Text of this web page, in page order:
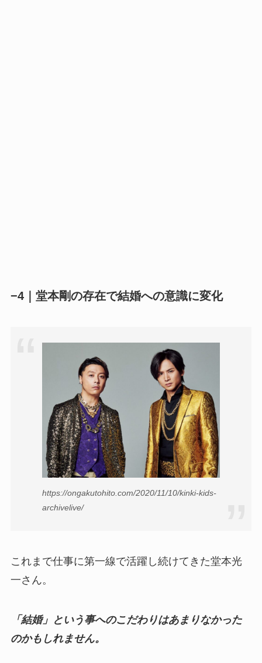
−4｜堂本剛の存在で結婚への意識に変化
https://ongakutohito.com/2020/11/10/kinki-kids-
archivelive/
これまで仕事に第一線で活躍し続けてきた堂本光
一さん。
「結婚」という事へのこだわりはあまりなかった
のかもしれません。